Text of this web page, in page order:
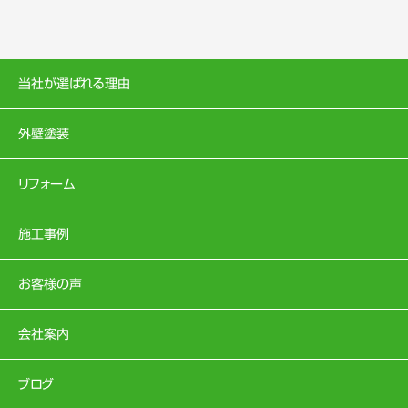
当社が選ばれる理由
外壁塗装
リフォーム
施工事例
お客様の声
会社案内
ブログ